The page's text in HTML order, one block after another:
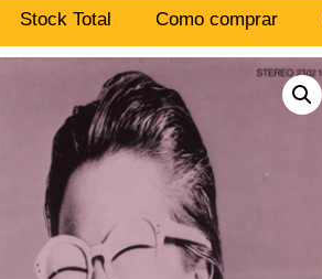
Stock Total Como comprar